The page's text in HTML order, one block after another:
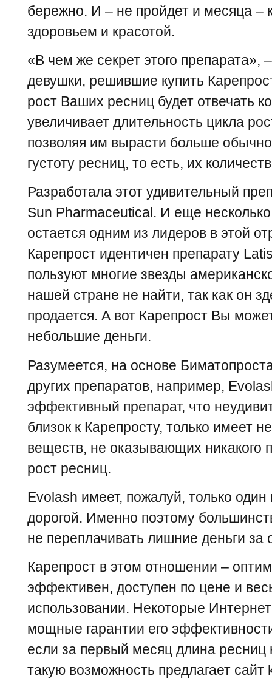
бережно. И – не пройдет и месяца –
здоровьем и красотой.
«В чем же секрет этого препарата»,
девушки, решившие купить
рост Ваших ресниц будет отвечать
увеличивает длительность цикла
позволяя им вырасти больше
густоту ресниц, то есть, их
Разработала этот удивительный
Sun Pharmaceutical. И еще
остается одним из лидеров в этой
Карепрост идентичен препарату
пользуют многие звезды
нашей стране не найти, так как он
продается. А вот Карепрост Вы
небольшие деньги.
Разумеется, на основе
других препаратов, например,
эффективный препарат, что
близок к Карепросту, только имеет
веществ, не оказывающих никакого
рост ресниц.
Evolash имеет, пожалуй, только один
дорогой. Именно поэтому
не переплачивать лишние деньги за
Карепрост в этом отношении –
эффективен, доступен по цене и
использовании. Некоторые
мощные гарантии его
если за первый месяц длина
такую возможность предлагает